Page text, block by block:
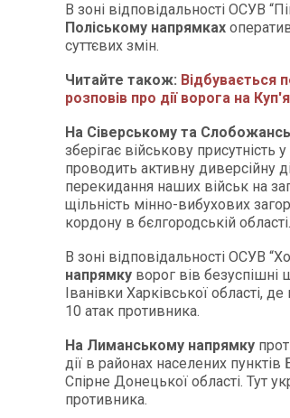
В зоні відповідальності ОСУВ
Поліському напрямках
суттєвих змін.
Читайте також: Відбувається
розповів про дії ворога на
На Сіверському та
зберігає військову присутність
проводить активну диверсійну
перекидання наших військ на
щільність мінно-вибухових
кордону в бєлгородській області.
В зоні відповідальності ОСУВ
напрямку ворог вів безуспішні
Іванівки Харківської області,
10 атак противника.
На Лиманському напрямку
дії в районах населених пунктів
Спірне Донецької області. Тут
противника.